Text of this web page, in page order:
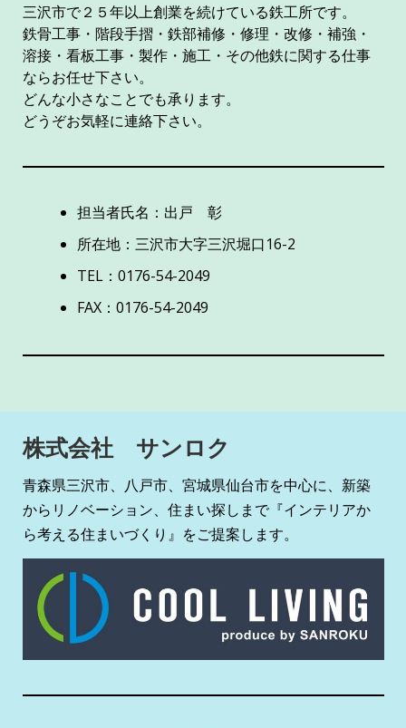
三沢市で２５年以上創業を続けている鉄工所です。
鉄骨工事・階段手摺・鉄部補修・修理・改修・補強・
溶接・看板工事・製作・施工・その他鉄に関する仕事
ならお任せ下さい。
どんな小さなことでも承ります。
どうぞお気軽に連絡下さい。
担当者氏名：出戸 彰
所在地：三沢市大字三沢堀口16-2
TEL：0176-54-2049
FAX：0176-54-2049
株式会社 サンロク
青森県三沢市、八戸市、宮城県仙台市を中心に、新築
からリノベーション、住まい探しまで『インテリアか
ら考える住まいづくり』をご提案します。